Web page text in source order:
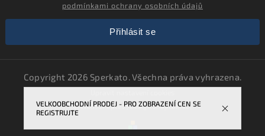
VELKOOBCHODNÍ PRODEJ - PRO ZOBRAZENÍ CEN SE
REGISTRUJTE
podmínkami ochrany osobních údajů
Přihlásit se
Copyright 2026 Sperkato. Všechna práva vyhrazena.
VytvořilShoptet| DesignShoptak.cz.